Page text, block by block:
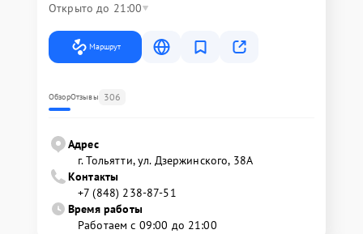
Открыто до 21:00
Маршрут
ОбзорОтзывы 306
Адрес
г. Тольятти, ул. Дзержинского, 38А
Контакты
+7 (848) 238-87-51
Время работы
Работаем с 09:00 до 21:00